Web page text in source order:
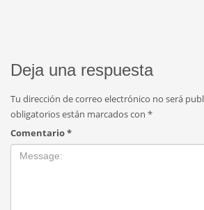
Deja una respuesta
Tu dirección de correo electrónico no será
obligatorios están marcados con *
Comentario*